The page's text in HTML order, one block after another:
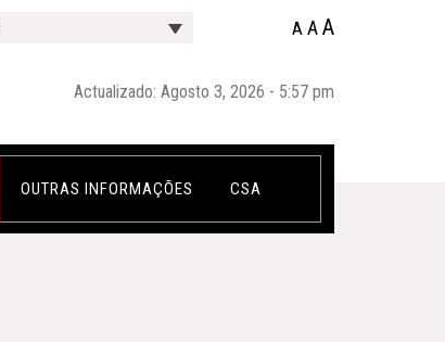
A AA
Actualizado: Agosto 3, 2026 - 5:57 pm
OUTRAS INFORMAÇÕES CSA